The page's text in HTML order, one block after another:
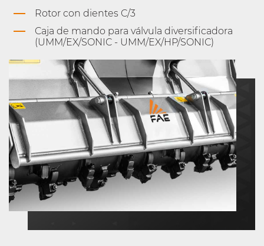
Rotor con dientes C/3
Caja de mando para válvula diversificadora
(UMM/EX/SONIC - UMM/EX/HP/SONIC)